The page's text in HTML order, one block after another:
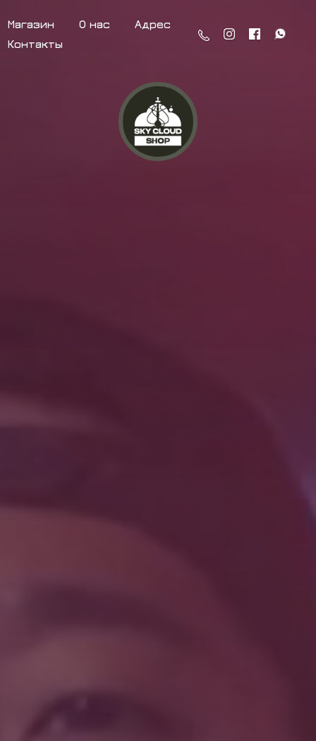
Магазин О нас
Адрес
Контакты